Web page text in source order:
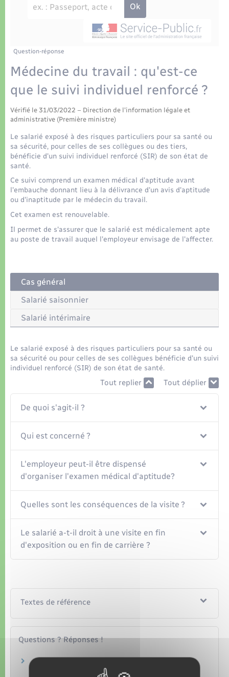
Eau - Assainissement
Transports
Transports scolaires
Logement - Urbanisme
Loisirs
Seniors
Numérique
Organisation d’événement
Commerces - Entreprises - Emploi
Voirie et espace public
Travaux - Autorisation d’occupation de l’espace
Présentation de la commune
La Communauté de communes
Question-réponse
Médecine du travail : qu'est-ce
que le suivi individuel renforcé ?
Vérifié le 31/03/2022 – Direction de l'information légale et
administrative (Première ministre)
Le salarié exposé à des risques particuliers pour sa santé ou
sa sécurité, pour celles de ses collègues ou des tiers,
bénéficie d'un suivi individuel renforcé (SIR) de son état de
santé.
Ce suivi comprend un examen médical d'aptitude avant
l'embauche donnant lieu à la délivrance d'un avis d'aptitude
ou d'inaptitude par le médecin du travail.
Cet examen est renouvelable.
Il permet de s'assurer que le salarié est médicalement apte
au poste de travail auquel l'employeur envisage de l'affecter.
Cas général
Salarié saisonnier
Salarié intérimaire
Le salarié exposé à des risques particuliers pour sa santé ou
sa sécurité ou pour celles de ses collègues bénéficie d'un suivi
individuel renforcé (SIR) de son état de santé.
Tout replier Tout déplier
De quoi s'agit-il ?
Qui est concerné ?
L'employeur peut-il être dispensé
d'organiser l'examen médical d'aptitude?
Quelles sont les conséquences de la visite ?
Le salarié a-t-il droit à une visite en fin
d'exposition ou en fin de carrière ?
Textes de référence
Questions ? Réponses !
d'information et de prévention (Vip) ?